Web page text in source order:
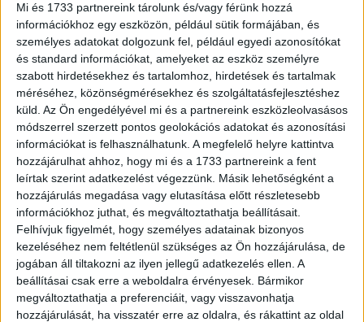
Mi és 1733 partnereink tárolunk és/vagy férünk hozzá
információkhoz egy eszközön, például sütik formájában, és
személyes adatokat dolgozunk fel, például egyedi azonosítókat
és standard információkat, amelyeket az eszköz személyre
szabott hirdetésekhez és tartalomhoz, hirdetések és tartalmak
méréséhez, közönségmérésekhez és szolgáltatásfejlesztéshez
küld. Az Ön engedélyével mi és a partnereink eszközleolvasásos
módszerrel szerzett pontos geolokációs adatokat és azonosítási
információkat is felhasználhatunk. A megfelelő helyre kattintva
hozzájárulhat ahhoz, hogy mi és a 1733 partnereink a fent
leírtak szerint adatkezelést végezzünk. Másik lehetőségként a
hozzájárulás megadása vagy elutasítása előtt részletesebb
információkhoz juthat, és megváltoztathatja beállításait.
Felhívjuk figyelmét, hogy személyes adatainak bizonyos
kezeléséhez nem feltétlenül szükséges az Ön hozzájárulása, de
jogában áll tiltakozni az ilyen jellegű adatkezelés ellen. A
beállításai csak erre a weboldalra érvényesek. Bármikor
megváltoztathatja a preferenciáit, vagy visszavonhatja
hozzájárulását, ha visszatér erre az oldalra, és rákattint az oldal
tartalmazó határozattervezetet készítenek („Helyhez
kötött helyi hozzáférés nagykereskedelmi biztosítása",
„Központi hozzáférés helyhez kötött nagykereskedelmi
biztosítása tömegpiaci termékekhez"), amelyeket
várhatóan 2022 második felében tesznek közzé.
A Hír-Közmű Projektben a Hír-Közmű 1.0
keretrendszer elindítása, üzembe állítása is
szerepel a célok között. Olyan elektronikus
tervkezelő informatikai rendszert hoznak létre,
amely biztosítja majd az építésügyi hatósági
eljárások elektronikus adatfogadását és az eljárások
lefolytatásának támogatását, illetve a beérkező
hírközlési infrastruktúraadatokból az Egységes